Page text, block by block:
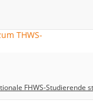
FHWS-Studierende